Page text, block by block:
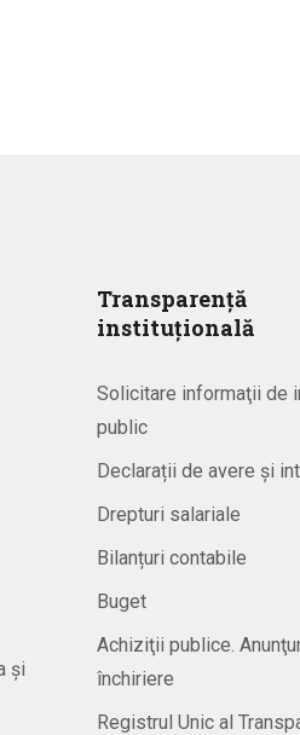
și
Transparență
instituțională
Solicitare informaţii de
public
Declarații de avere și
Drepturi salariale
Bilanțuri contabile
Buget
Achiziţii publice.
închiriere
Registrul Unic al